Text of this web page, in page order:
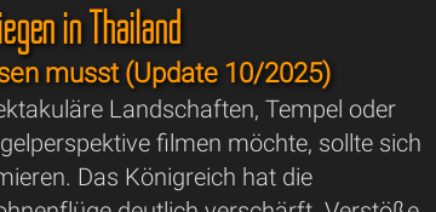
in Thailand
musst (Update 10/2025)
Landschaften, Tempel oder
filmen möchte, sollte sich
Das Königreich hat die